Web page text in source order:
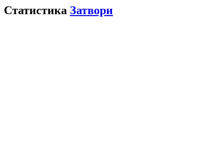
Статистика Затвори